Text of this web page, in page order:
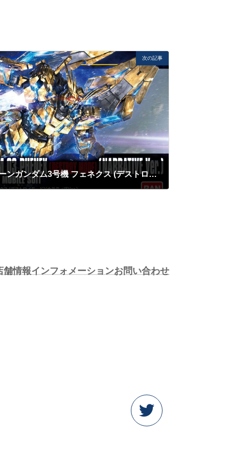
次の記事
HGUC 1/144 RX-0 ユニコーンガンダム3号機 フェネクス (デストロイモード) (ナラティブVer.)
舗情報インフォメーションお問い合わせ